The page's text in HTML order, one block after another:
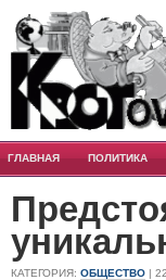
ГЛАВНАЯ ПОЛИТИКА
КАТЕГОРИЯ: ОБЩЕСТВО |